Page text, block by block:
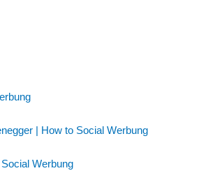
| How to Social Werbung
Werbung